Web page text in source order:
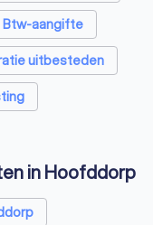
Btw-aangifte
uitbesteden
in Hoofddorp